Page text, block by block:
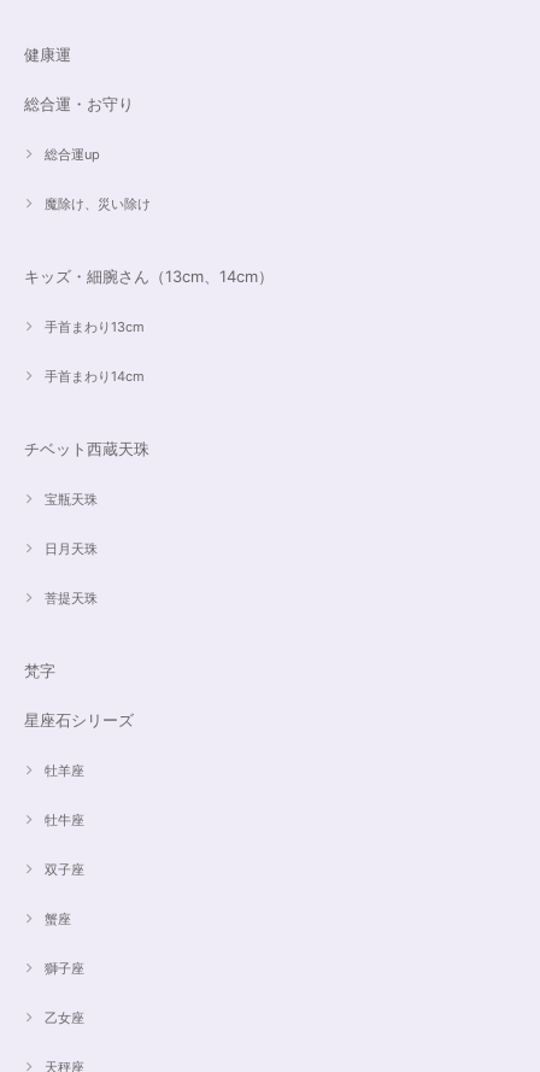
健康運
総合運・お守り
総合運up
魔除け、災い除け
キッズ・細腕さん（13cm、14cm）
手首まわり13cm
手首まわり14cm
チベット西蔵天珠
宝瓶天珠
日月天珠
菩提天珠
梵字
星座石シリーズ
牡羊座
牡牛座
双子座
蟹座
獅子座
乙女座
天秤座